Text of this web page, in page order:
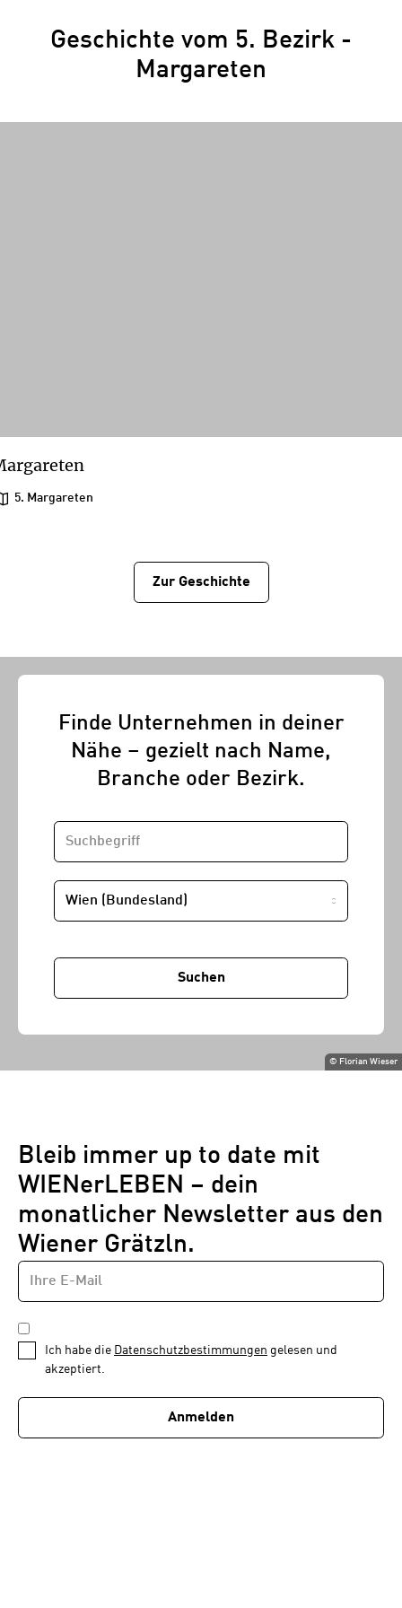
Geschichte vom 5. Bezirk -
Margareten
5. Margareten
Zur Geschichtе
© Florian Wieser
Finde Unternehmen in deiner
Nähe – gezielt nach Name,
Branche oder Bezirk.
SUCHBEGRIFF
STANDORT
Suchen
Bleib immer up to date mit
WIENerLEBEN – dein
monatlicher Newsletter aus den
Wiener Grätzln.
Newsletter
1
von
E-
MAIL-
ADRESSE
DATENSCHUTZBESTIMMUNGEN
*
Ich habe die Datenschutzbestimmungen gelesen und
akzeptiert.
Anmelden